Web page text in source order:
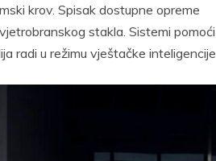
krov. Spisak dostupne opreme
stakla. Sistemi pomoći
radi u režimu vještačke inteligencije.